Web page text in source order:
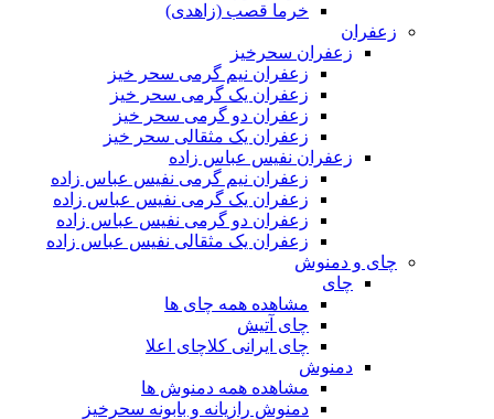
خرما قصب (زاهدی)
زعفران
زعفران سحرخیز
زعفران نیم گرمی سحر خیز
زعفران یک گرمی سحر خیز
زعفران دو گرمی سحر خیز
زعفران یک مثقالی سحر خیز
زعفران نفیس عباس زاده
زعفران نیم گرمی نفیس عباس زاده
زعفران یک گرمی نفیس عباس زاده
زعفران دو گرمی نفیس عباس زاده
زعفران یک مثقالی نفیس عباس زاده
چای و دمنوش
چای
مشاهده همه چای ها
چای آتیش
چای ایرانی کلاچای اعلا
دمنوش
مشاهده همه دمنوش ها
دمنوش رازیانه و بابونه سحرخیز